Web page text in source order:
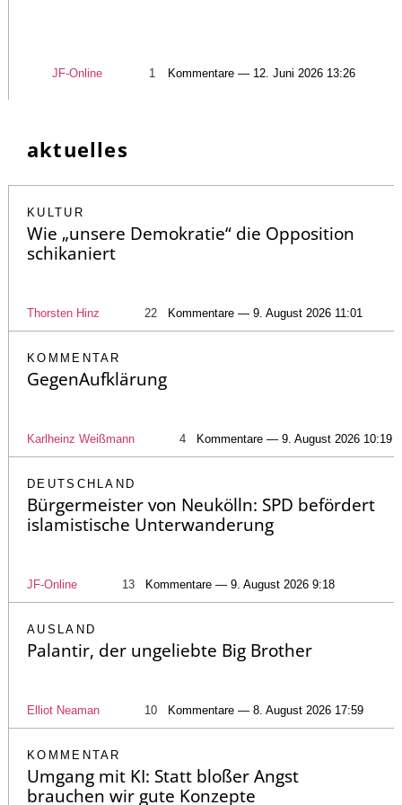
JF-Online 1 Kommentare — 12. Juni 2026 13:26
aktuelles
KULTUR
Wie „unsere Demokratie“ die Opposition
schikaniert
Thorsten Hinz 22 Kommentare — 9. August 2026 11:01
KOMMENTAR
GegenAufklärung
Karlheinz Weißmann 4 Kommentare — 9. August 2026 10:19
DEUTSCHLAND
Bürgermeister von Neukölln: SPD befördert
islamistische Unterwanderung
JF-Online 13 Kommentare — 9. August 2026 9:18
AUSLAND
Palantir, der ungeliebte Big Brother
Elliot Neaman 10 Kommentare — 8. August 2026 17:59
KOMMENTAR
Umgang mit KI: Statt bloßer Angst
brauchen wir gute Konzepte